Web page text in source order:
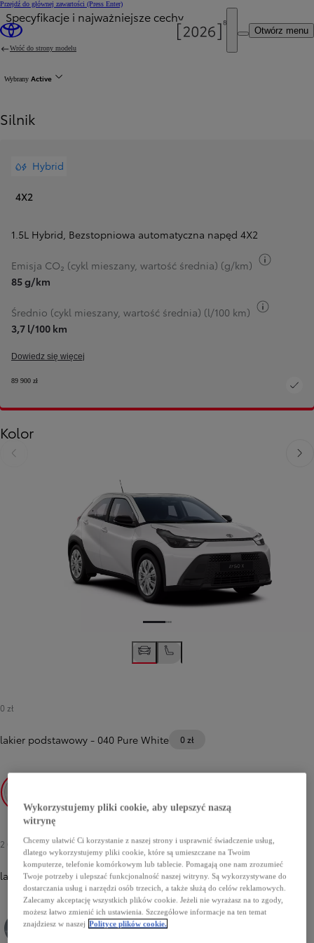
Przejdź do głównej zawartości (Press Enter)
Otwórz menu
Specyfikacje i najważniejsze cechy
Wróć do strony modelu
Wybrany Active
Silnik
Hybrid
4X2
1.5L Hybrid, Bezstopniowa automatyczna napęd 4X2
Emisja CO₂ (cykl mieszany, wartość średnia) (g/km)
85 g/km
Średnio (cykl mieszany, wartość średnia) (l/100 km)
3,7 l/100 km
Dowiedz się więcej
89 900 zł
Kolor
Poprzedni
0 zł
lakier podstawowy - 040 Pure White 0 zł
040 Pure White
2 000 zł
lakier metalizowany
Wykorzystujemy pliki cookie, aby ulepszyć naszą
witrynę
Chcemy ułatwić Ci korzystanie z naszej strony i usprawnić świadczenie usług,
dlatego wykorzystujemy pliki cookie, które są umieszczane na Twoim
komputerze, telefonie komórkowym lub tablecie. Pomagają one nam zrozumieć
Twoje potrzeby i ulepszać funkcjonalność naszej witryny. Są wykorzystywane do
dostarczania usług i narzędzi osób trzecich, a także służą do celów reklamowych.
Zalecamy akceptację wszystkich plików cookie. Jeżeli nie wyrażasz na to zgody,
możesz łatwo zmienić ich ustawienia. Szczegółowe informacje na ten temat
znajdziesz w naszej Polityce plików cookie.